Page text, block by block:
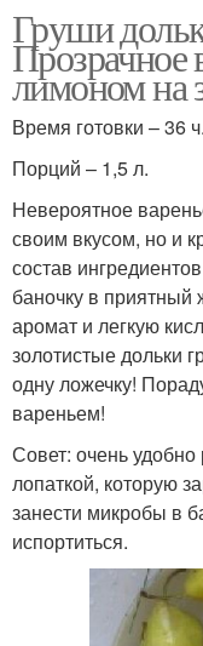
Груши
Прозрачное
лимоном на
Время готовки – 36 ч.
Порций – 1,5 л.
Невероятное
своим вкусом, но и
состав
баночку в приятный
аромат и легкую
золотистые дольки
одну ложечку!
вареньем!
Совет: очень
лопаткой, которую
занести микробы в
испортиться.